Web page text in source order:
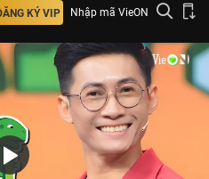
KÝ VIP Nhập mã VieON